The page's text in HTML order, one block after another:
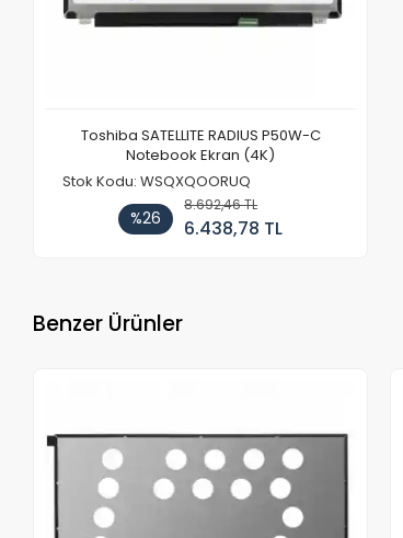
Toshiba SATELLITE RADIUS P50W-C
Notebook Ekran (4K)
Stok Kodu: WSQXQOORUQ
%26
8.692,46 TL
6.438,78 TL
Benzer Ürünler